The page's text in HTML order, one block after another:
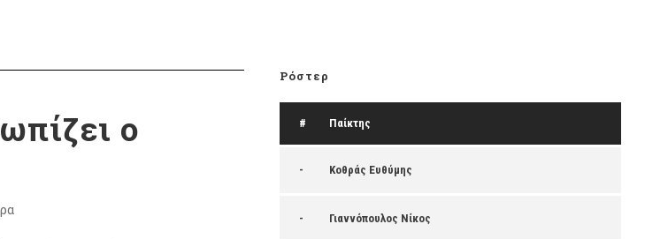
ο
Ρόστερ
# Παίκτης
- Κοθράς Ευθύμης
- Γιαννόπουλος Νίκος